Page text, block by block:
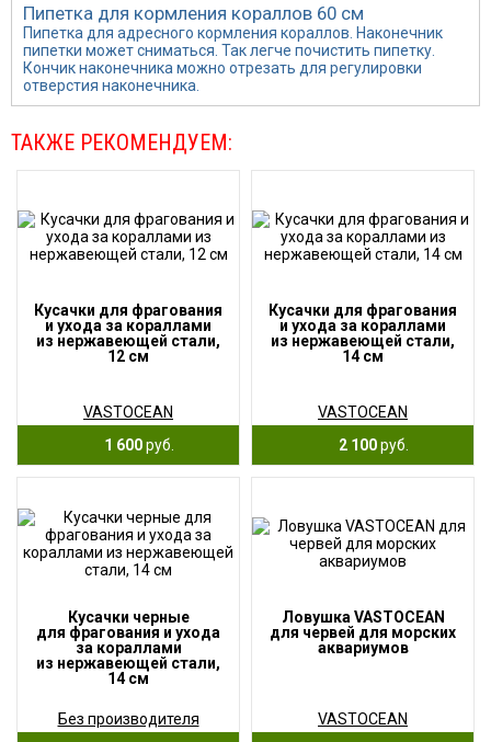
Пипетка для кормления кораллов 60 см
Пипетка для адресного кормления кораллов. Наконечник
пипетки может сниматься. Так легче почистить пипетку.
Кончик наконечника можно отрезать для регулировки
отверстия наконечника.
ТАКЖЕ РЕКОМЕНДУЕМ:
Кусачки для фрагования
и ухода за кораллами
из нержавеющей стали,
12 см
VASTOCEAN
1 600руб.
Кусачки для фрагования
и ухода за кораллами
из нержавеющей стали,
14 см
VASTOCEAN
2 100руб.
Кусачки черные
для фрагования и ухода
за кораллами
из нержавеющей стали,
14 см
Без производителя
Ловушка VASTOCEAN
для червей для морских
аквариумов
VASTOCEAN